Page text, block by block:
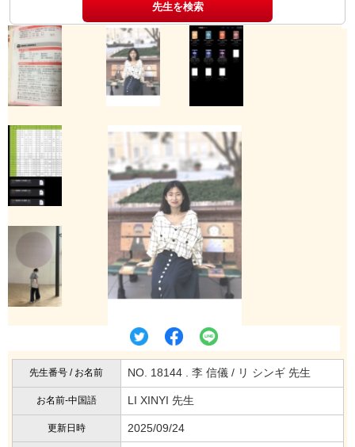
先生を検索
先生番号 / お名前 NO. 18144 . 李 信儀 / リ シンギ 先生
お名前-中国語 LI XINYI 先生
更新日時 2025/09/24